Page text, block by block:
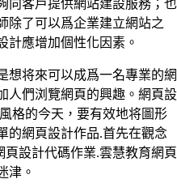
向客戶提供網站建設服務；也
除了可以爲企業建立網站之
計應增加個性化因素。
想将來可以成爲一名專業的網
人們浏覽網頁的興趣。網頁設
格的今天，要有效地将圖形
的網頁設計作品.首先在觀念
頁設計代碼作業.雲慧教育網頁
津。